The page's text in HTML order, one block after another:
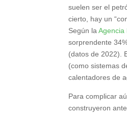
suelen ser el
cierto, hay un
Según laAgencia
sorprendente
(datos de 2022).
(como sistemas
calentadores de
Para complicar
construyeron